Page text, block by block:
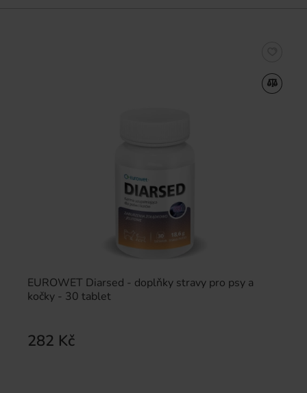
EUROWET Diarsed - doplňky stravy pro psy a
kočky - 30 tablet
282 Kč